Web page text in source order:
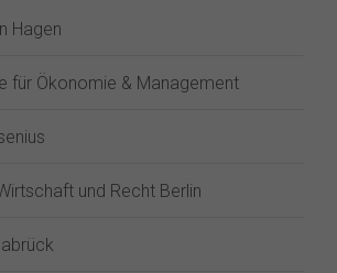
Hagen
für Ökonomie & Management
und Recht Berlin